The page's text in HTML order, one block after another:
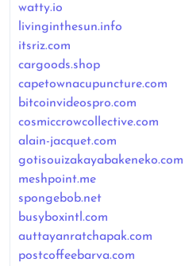
watty.io
livinginthesun.info
itsriz.com
cargoods.shop
capetownacupuncture.com
bitcoinvideospro.com
cosmiccrowcollective.com
alain-jacquet.com
gotisouizakayabakeneko.com
meshpoint.me
spongebob.net
busyboxintl.com
auttayanratchapak.com
postcoffeebarva.com